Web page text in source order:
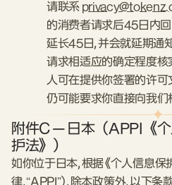
请联系
的消费者请求后45日内回
延长45日，并会就延期通
请求相适应的确定程度核
人可在提供你签署的许可
仍可能要求你直接向我们
附件C — 日本（APPI《
护法》）
如你位于日本，根据《个人信息
律，“APPI”），除本政策外，以下条